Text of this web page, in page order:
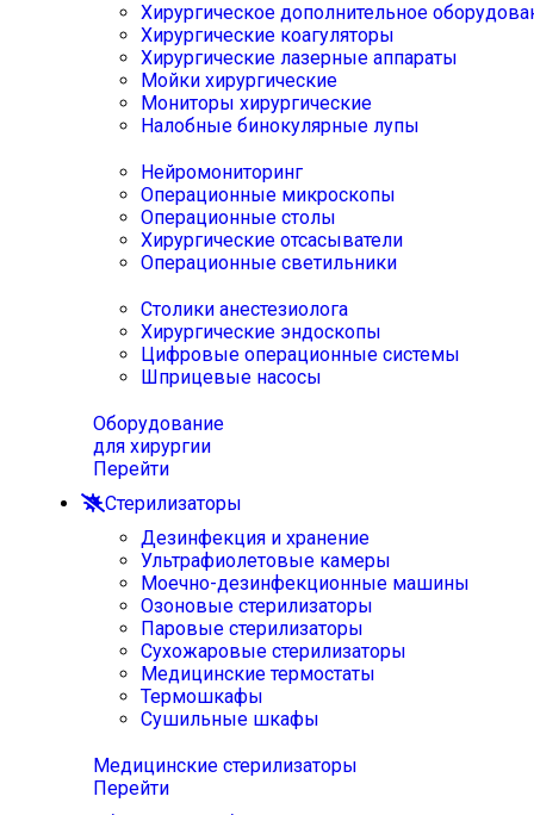
Хирургическое дополнительное
Хирургические коагуляторы
Хирургические лазерные аппараты
Мойки хирургические
Мониторы хирургические
Налобные бинокулярные лупы
Нейромониторинг
Операционные микроскопы
Операционные столы
Хирургические отсасыватели
Операционные светильники
Столики анестезиолога
Хирургические эндоскопы
Цифровые операционные системы
Шприцевые насосы
Оборудование
для хирургии
Перейти
Стерилизаторы
Дезинфекция и хранение
Ультрафиолетовые камеры
Моечно-дезинфекционные машины
Озоновые стерилизаторы
Паровые стерилизаторы
Сухожаровые стерилизаторы
Медицинские термостаты
Термошкафы
Сушильные шкафы
Медицинские стерилизаторы
Перейти